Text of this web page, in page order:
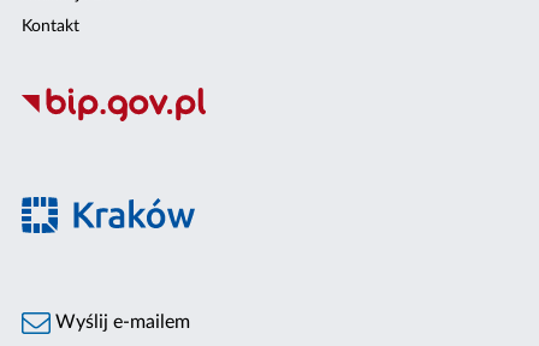
Kontakt
Wyślij e-mailem